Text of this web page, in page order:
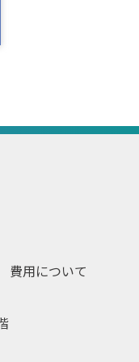
費用について